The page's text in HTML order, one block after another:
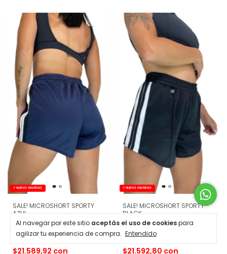
Al navegar por este sitio aceptás el uso de cookiespara
agilizar tu experiencia de compra. Entendido
⚡ NUEVO INGRESO
SALE! MICROSHORT SPORTY
AZUL
$29.986,00 -21%OFF
$37.990,00
$21.589,92 con
⚡ NUEVO INGRESO
SALE! MICROSHORT SPORTY
BLACK
$29.990,00 -16%OFF
$35.715,00
$21.592,80 con